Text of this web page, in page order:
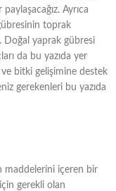
Ayrıca
toprak
Doğal yaprak gübresi
da bu yazıda yer
bitki gelişimine destek
gerekenleri bu yazıda
maddelerini içeren bir
gerekli olan